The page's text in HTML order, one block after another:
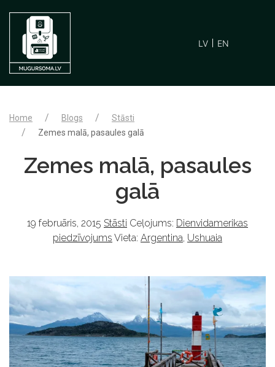
LV EN
Home Blogs
Stāsti
Zemes malā, pasaules galā
Zemes malā, pasaules
galā
19 februāris, 2015 Stāsti Ceļojums: Dienvidamerikas
piedzīvojums Vieta: Argentina, Ushuaia